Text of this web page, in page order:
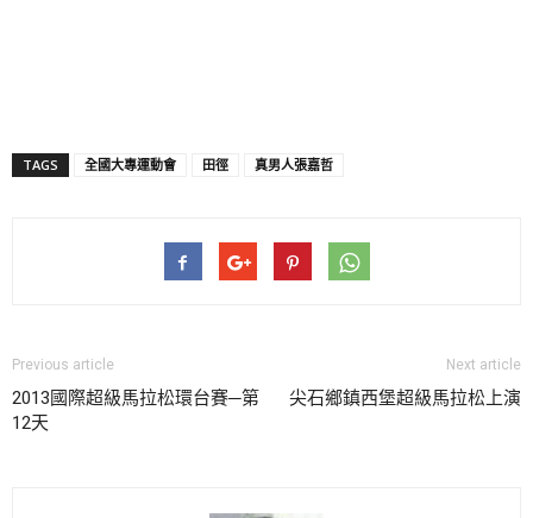
TAGS 全國大專運動會 田徑 真男人張嘉哲
Previous article
2013國際超級馬拉松環台賽─第
12天
Next article
尖石鄉鎮西堡超級馬拉松上演